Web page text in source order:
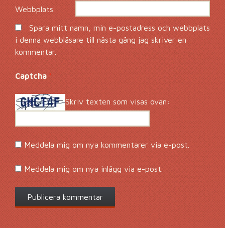
Webbplats
Spara mitt namn, min e-postadress och webbplats
i denna webbläsare till nästa gång jag skriver en
kommentar.
Captcha *
Skriv texten som visas ovan:
Meddela mig om nya kommentarer via e-post.
Meddela mig om nya inlägg via e-post.